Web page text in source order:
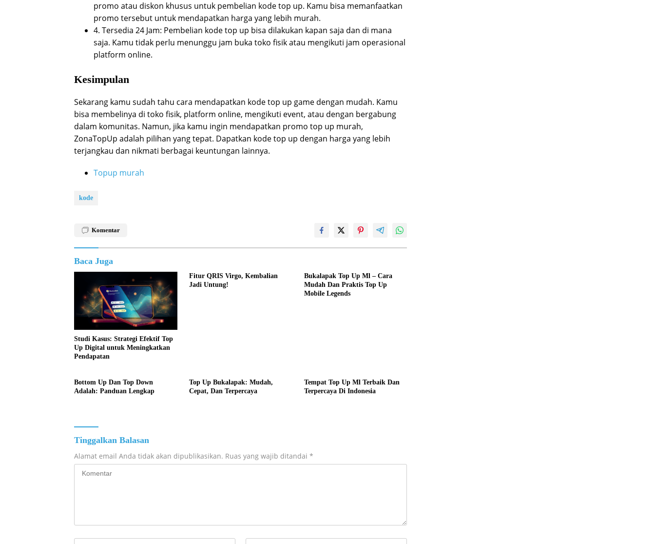
promo atau diskon khusus untuk pembelian kode top up. Kamu bisa memanfaatkan
promo tersebut untuk mendapatkan harga yang lebih murah.
4. Tersedia 24 Jam: Pembelian kode top up bisa dilakukan kapan saja dan di mana
saja. Kamu tidak perlu menunggu jam buka toko fisik atau mengikuti jam operasional
platform online.
Kesimpulan
Sekarang kamu sudah tahu cara mendapatkan kode top up game dengan mudah. Kamu
bisa membelinya di toko fisik, platform online, mengikuti event, atau dengan bergabung
dalam komunitas. Namun, jika kamu ingin mendapatkan promo top up murah,
ZonaTopUp adalah pilihan yang tepat. Dapatkan kode top up dengan harga yang lebih
terjangkau dan nikmati berbagai keuntungan lainnya.
Topup murah
kode
Komentar
Baca Juga
Studi Kasus: Strategi Efektif Top
Up Digital untuk Meningkatkan
Pendapatan
Fitur QRIS Virgo, Kembalian
Jadi Untung!
Bukalapak Top Up Ml – Cara
Mudah Dan Praktis Top Up
Mobile Legends
Bottom Up Dan Top Down
Adalah: Panduan Lengkap
Top Up Bukalapak: Mudah,
Cepat, Dan Terpercaya
Tempat Top Up Ml Terbaik Dan
Terpercaya Di Indonesia
Tinggalkan Balasan
Alamat email Anda tidak akan dipublikasikan. Ruas yang wajib ditandai *